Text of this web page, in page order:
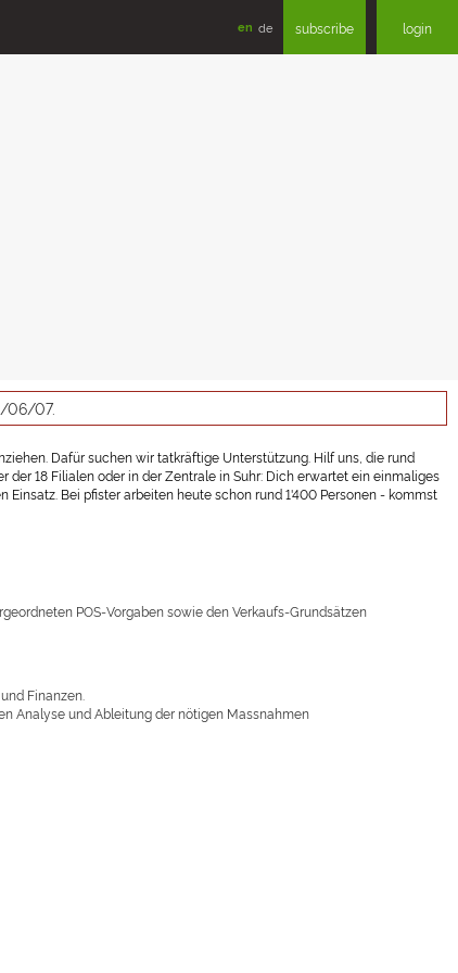
en de subscribe login
06/07.
Dafür suchen wir tatkräftige Unterstützung. Hilf uns, die rund
18 Filialen oder in der Zentrale in Suhr: Dich erwartet ein einmaliges
Bei pfister arbeiten heute schon rund 1'400 Personen - kommst
POS-Vorgaben sowie den Verkaufs-Grundsätzen
Finanzen.
Analyse und Ableitung der nötigen Massnahmen